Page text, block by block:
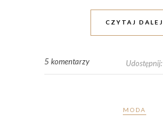
CZYTAJ DALEJ
5 komentarzy Udostępnij:
MODA